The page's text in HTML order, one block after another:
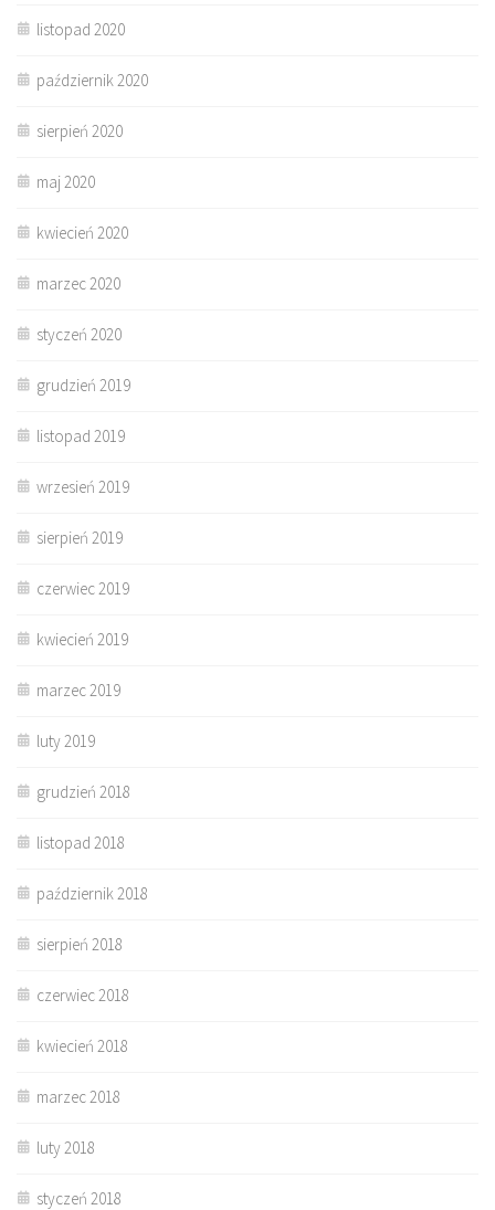
listopad 2020
październik 2020
sierpień 2020
maj 2020
kwiecień 2020
marzec 2020
styczeń 2020
grudzień 2019
listopad 2019
wrzesień 2019
sierpień 2019
czerwiec 2019
kwiecień 2019
marzec 2019
luty 2019
grudzień 2018
listopad 2018
październik 2018
sierpień 2018
czerwiec 2018
kwiecień 2018
marzec 2018
luty 2018
styczeń 2018